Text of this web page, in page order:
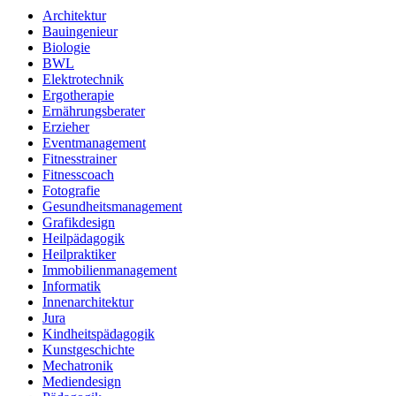
Architektur
Bauingenieur
Biologie
BWL
Elektrotechnik
Ergotherapie
Ernährungsberater
Erzieher
Eventmanagement
Fitnesstrainer
Fitnesscoach
Fotografie
Gesundheitsmanagement
Grafikdesign
Heilpädagogik
Heilpraktiker
Immobilienmanagement
Informatik
Innenarchitektur
Jura
Kindheitspädagogik
Kunstgeschichte
Mechatronik
Mediendesign